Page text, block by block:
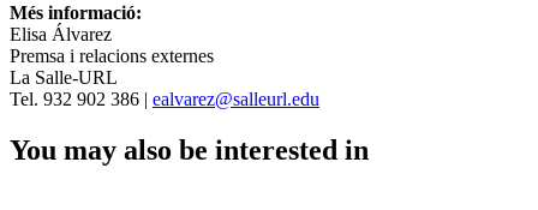
Més informació:
Elisa Álvarez
Premsa i relacions externes
La Salle-URL
Tel. 932 902 386 | ealvarez@salleurl.edu
You may also be interested in